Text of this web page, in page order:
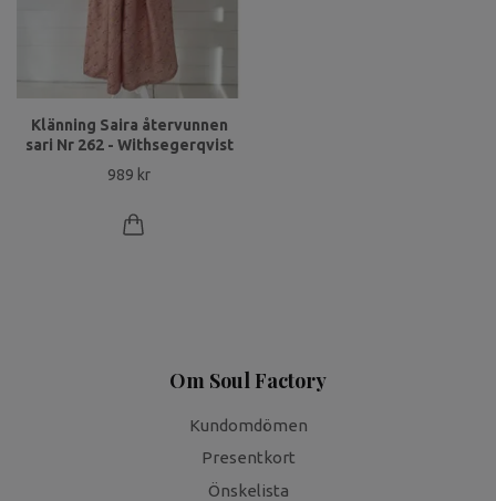
Klänning Saira återvunnen
sari Nr 262 - Withsegerqvist
989 kr
Om Soul Factory
Kundomdömen
Presentkort
Önskelista